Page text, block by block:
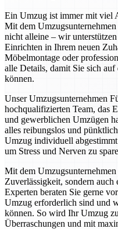
Ein Umzug ist immer mit viel
Mit dem
nicht alleine – wir
Einrichten in Ihrem neuen
Möbelmontage oder
alle Details, damit Sie sich auf
können.
Unser Umzugsunternehmen
hochqualifizierten Team, das
und gewerblichen Umzügen
alles reibungslos und
Umzug individuell
um Stress und Nerven zu
Mit dem
Zuverlässigkeit, sondern auch
Experten beraten Sie gerne
Umzug erforderlich sind und
können. So wird Ihr Umzug
Überraschungen und mit